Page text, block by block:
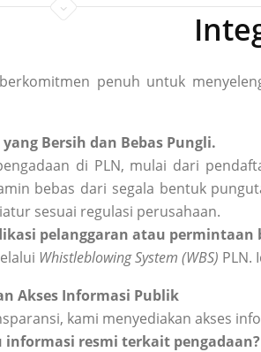
penuh untuk
yang Bersih dan Bebas Pungli.
di PLN, mulai dari
bebas dari segala bentuk
sesuai regulasi perusahaan.
pelanggaran atau permintaan
Whistleblowing System (WBS) PLN.
Akses Informasi Publik
kami menyediakan akses
resmi terkait